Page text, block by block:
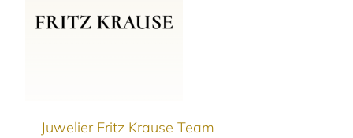
Juwelier Fritz Krause Team